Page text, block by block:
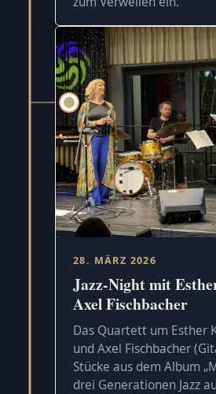
28. MÄRZ 2026
Jazz-Night mit
Axel Fischbacher
Das Quartett um Esther
und Axel Fischbacher
Stücke aus dem Album
drei Generationen Jazz